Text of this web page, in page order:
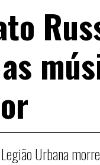
Urbana